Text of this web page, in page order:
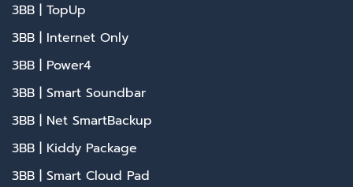
3BB | TopUp
3BB | Internet Only
3BB | Power4
3BB | Smart Soundbar
3BB | Net SmartBackup
3BB | Kiddy Package
3BB | Smart Cloud Pad